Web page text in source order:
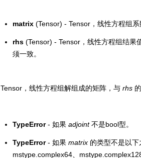
matrix (Tensor) - Tensor，线性方程组
rhs (Tensor) - Tensor，线性方程组结果
须一致。
Tensor，线性方程组解组成的矩阵，与 rhs
TypeError- 如果 adjoint不是bool型。
TypeError- 如果 matrix 的类型不是以
mstype.complex64、mstype.complex128